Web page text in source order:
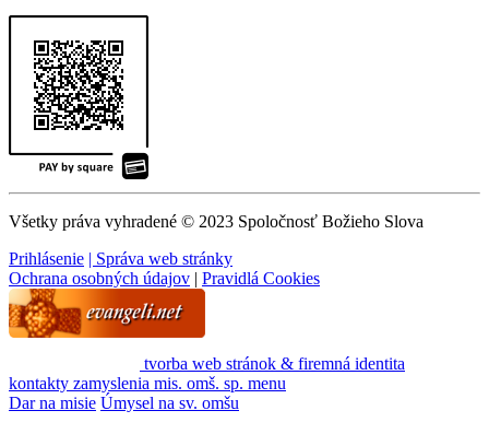
Všetky práva vyhradené © 2023 Spoločnosť Božieho Slova
Prihlásenie | Správa web stránky
Ochrana osobných údajov | Pravidlá Cookies
tvorba web stránok & firemná identita
kontakty zamyslenia mis. omš. sp. menu
Dar na misie Úmysel na sv. omšu